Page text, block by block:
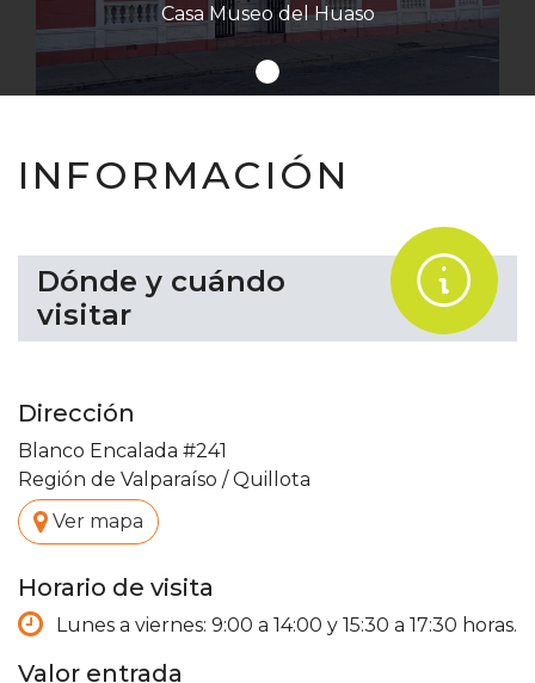
Casa Museo del Huaso
INFORMACIÓN
Dónde y cuándo
visitar
.
Dirección
Blanco Encalada #241
Región de Valparaíso / Quillota
. Ver mapa
Horario de visita
Lunes a viernes: 9:00 a 14:00 y 15:30 a 17:30 horas.
Valor entrada